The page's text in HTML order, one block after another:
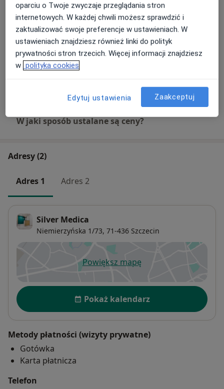
Wybielanie nakładkowe
Od 1 100 zł Szczegóły Umów wizytę
Licówka pełnoceramiczna
Od 2 000 zł Szczegóły Umów wizytę
W jaki sposób ustalane są ceny?
Adresy (2)
Adres 1 Adres 2
Silver Medica
Niemierzyńska 1/73, 71-436 Szczecin
Powiększ mapęotwiera się w nowej karcie
Dostępność
Pokaż kalendarz
Metody płatności (wizyty prywatne)
Gotówka
Karta płatnicza
Telefon
oparciu o Twoje zwyczaje przeglądania stron
internetowych. W każdej chwili możesz sprawdzić i
zaktualizować swoje preferencje w ustawieniach. W
ustawieniach znajdziesz również linki do polityk
prywatności stron trzecich. Więcej informacji znajdziesz
w polityka cookies
Edytuj ustawienia Zaakceptuj